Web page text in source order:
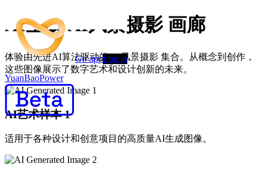
YuanBaoPower
Go appLog in
AI生成 AI风景摄影 画廊
体验由先进AI算法驱动的 AI风景摄影 集合。从概念到创作，
这些图像展示了数字艺术和设计创新的未来。
AI艺术样本 1
适用于各种设计和创意项目的高质量AI生成图像。